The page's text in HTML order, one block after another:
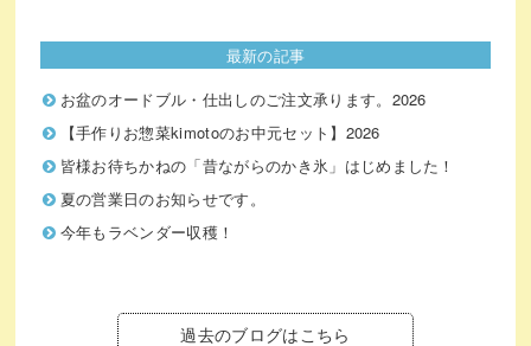
最新の記事
お盆のオードブル・仕出しのご注文承ります。2026
【手作りお惣菜kimotoのお中元セット】2026
皆様お待ちかねの「昔ながらのかき氷」はじめました！
夏の営業日のお知らせです。
今年もラベンダー収穫！
過去のブログはこちら